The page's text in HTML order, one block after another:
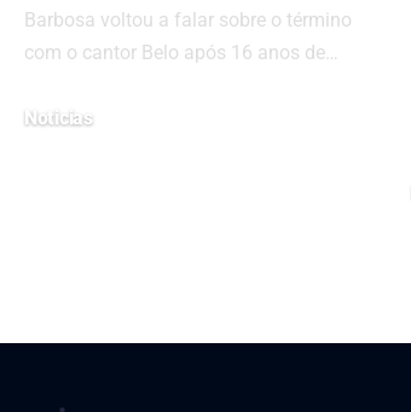
Barbosa voltou a falar sobre o término
com o cantor Belo após 16 anos de…
Noticias